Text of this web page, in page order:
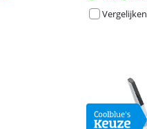
Vergelijken